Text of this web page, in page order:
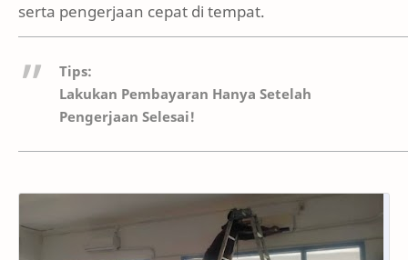
serta pengerjaan cepat di tempat.
Tips:
Lakukan Pembayaran Hanya Setelah
Pengerjaan Selesai!